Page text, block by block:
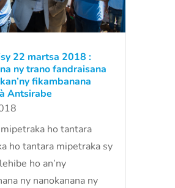
22 martsa 2018 :
ny trano fandraisana
fikambanana
Antsirabe
ho tantara
ho tantara mipetraka sy
ho an’ny
ny nanokanana ny